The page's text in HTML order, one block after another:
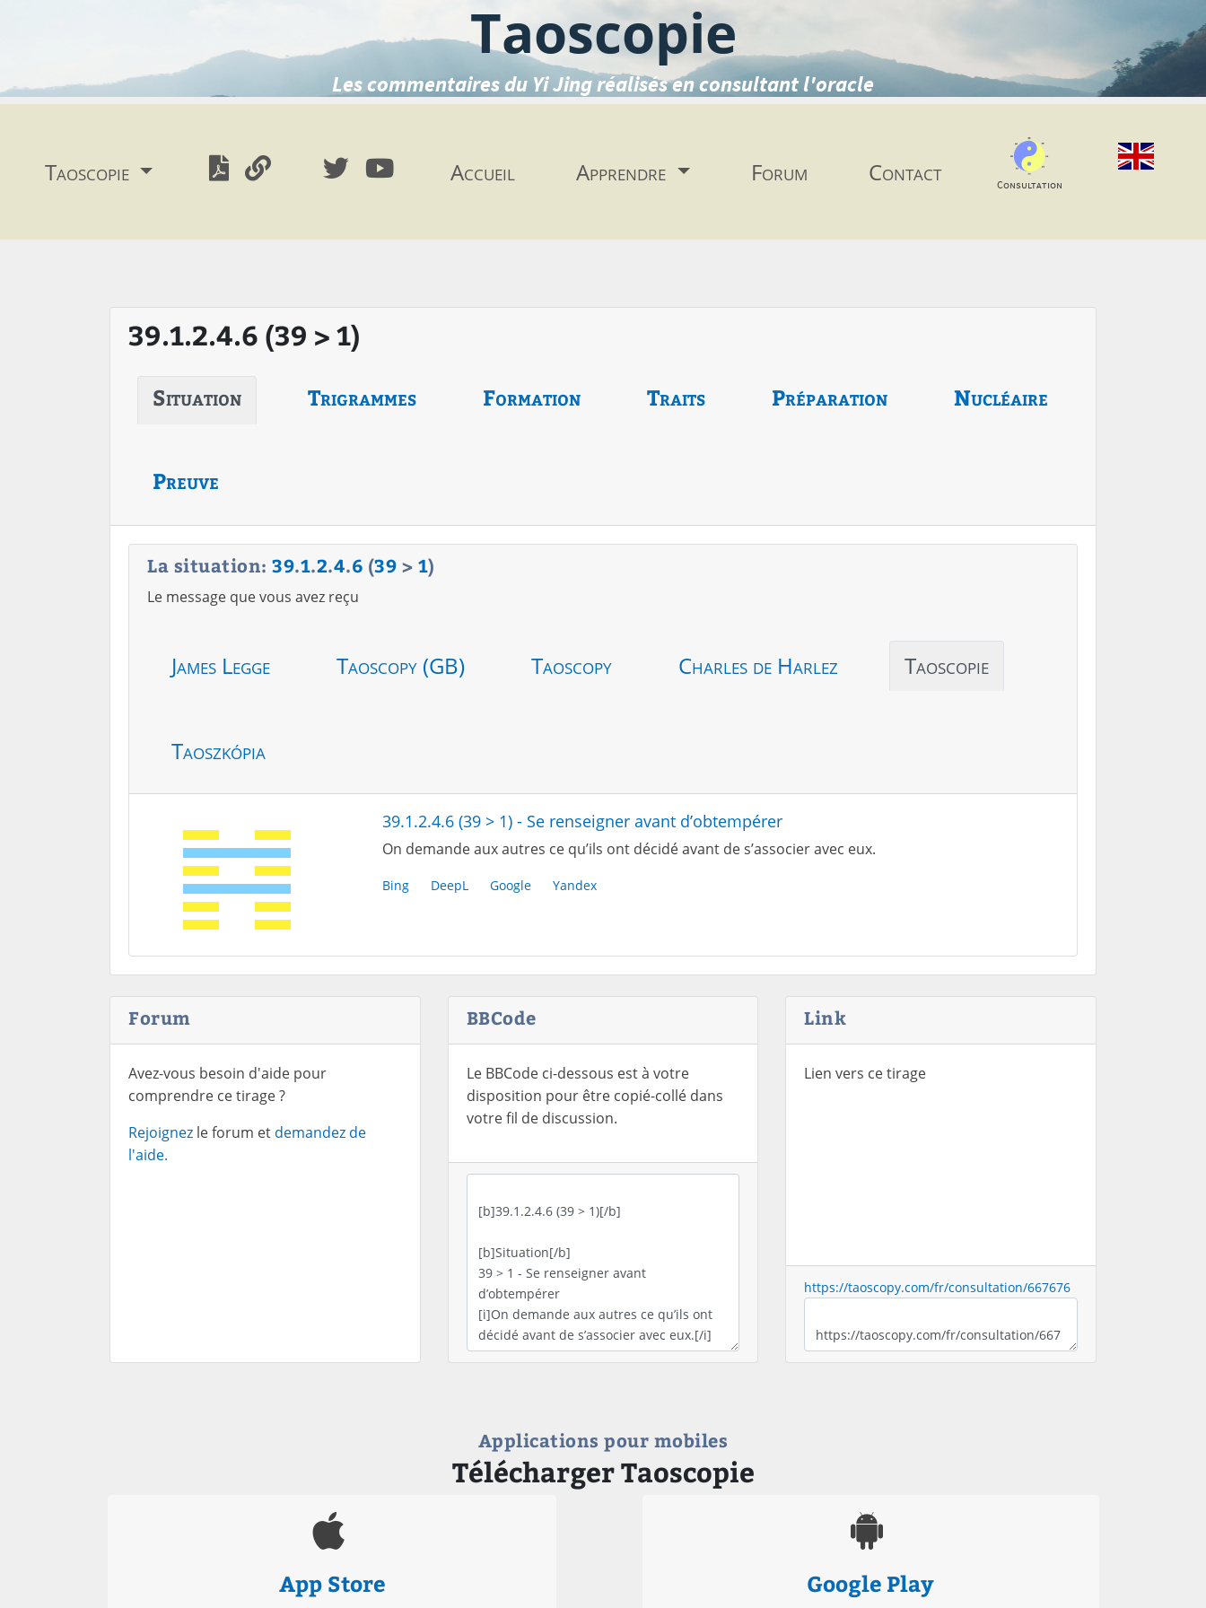
Taoscopie
Les commentaires du Yi Jing réalisés en consultant l'oracle
Taoscopie Accueil Apprendre Forum Contact Consultation
39.1.2.4.6 (39 > 1)
Situation Trigrammes Formation Traits Préparation Nucléaire
Preuve
La situation: 39.1.2.4.6 (39 > 1)
Le message que vous avez reçu
James Legge Taoscopy (GB) Taoscopy Charles de Harlez Taoscopie
Taoszkópia
39.1.2.4.6 (39 > 1) - Se renseigner avant d’obtempérer
On demande aux autres ce qu’ils ont décidé avant de s’associer avec eux.
Bing DeepL Google Yandex
Forum
Avez-vous besoin d'aide pour
comprendre ce tirage ?
Rejoignez le forum et demandez de
l'aide.
BBCode
Le BBCode ci-dessous est à votre
disposition pour être copié-collé dans
votre fil de discussion.
Link
Lien vers ce tirage
https://taoscopy.com/fr/consultation/667676
Applications pour mobiles
Télécharger Taoscopie
App Store Google Play